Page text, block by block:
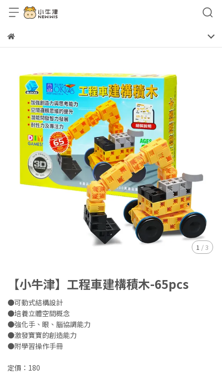
1 /3
【小牛津】工程車建構積木-65pcs
●可動式結構設計
●培養立體空間概念
●強化手、眼、腦協調能力
●激發寶寶的創造能力
●附學習操作手冊
定價：180